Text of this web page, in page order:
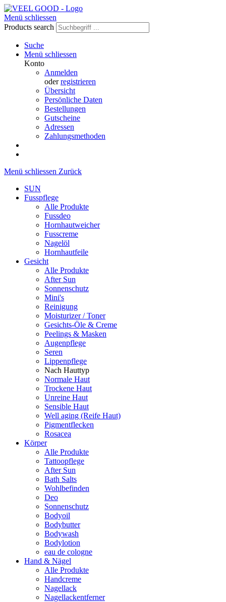
Menü schliessen
Products search
Suche
Menü schliessen
Konto
Anmelden
oderregistrieren
Übersicht
Persönliche Daten
Bestellungen
Gutscheine
Adressen
Zahlungsmethoden
Menü schliessen Zurück
SUN
Fusspflege
Alle Produkte
Fussdeo
Hornhautweicher
Fusscreme
Nagelöl
Hornhautfeile
Gesicht
Alle Produkte
After Sun
Sonnenschutz
Mini's
Reinigung
Moisturizer / Toner
Gesichts-Öle & Creme
Peelings & Masken
Augenpflege
Seren
Lippenpflege
Nach Hauttyp
Normale Haut
Trockene Haut
Unreine Haut
Sensible Haut
Well aging (Reife Haut)
Pigmentflecken
Rosacea
Körper
Alle Produkte
Tattoopflege
After Sun
Bath Salts
Wohlbefinden
Deo
Sonnenschutz
Bodyoil
Bodybutter
Bodywash
Bodylotion
eau de cologne
Hand & Nägel
Alle Produkte
Handcreme
Nagellack
Nagellackentferner